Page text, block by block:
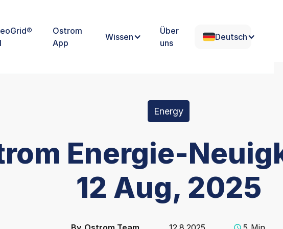
Ostrom
App
Wissen
Über
uns
Deutsch
Energy
Energie-
12 Aug, 2025